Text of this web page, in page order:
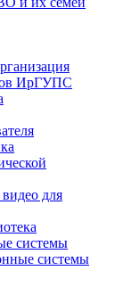
ИрГУПС
для
системы
системы